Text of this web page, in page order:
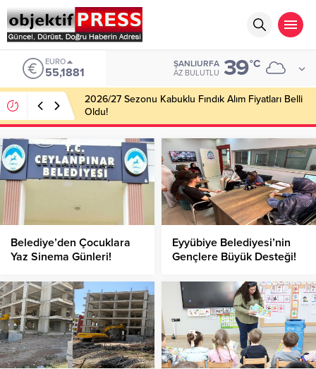
EURO
55,1881
ŞANLIURFA
AZ BULUTLU 39°C
2026/27 Sezonu Kabuklu Fındık Alım Fiyatları Belli
Oldu!
Belediye’den Çocuklara
Yaz Sinema Günleri!
Eyyübiye Belediyesi’nin
Gençlere Büyük Desteği!